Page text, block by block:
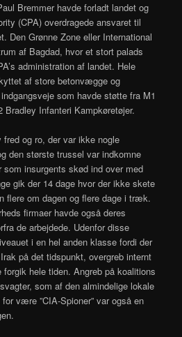
Bremmer havde forladt landet og
(CPA) overdragede ansvaret til
Den Grønne Zone eller International
af Bagdad, hvor et stort palads
administration af landet. Hele
af store betonvægge og
som havde støtte fra M1
Bradley Infanteri Kampkøretøjer.
og ro, der var ikke nogle
den største trussel var indkomne
som insurgents skød ind over med
gik der 14 dage hvor der ikke skete
flere om dagen og flere dage i træk.
firmaer havde også deres
de arbejdede. Udenfor disse
i en hel anden klasse fordi der
på det tidspunkt, overgreb internt
hele tiden. Angreb på koalitions
som af den almindelige lokale
være ”CIA-Spioner” var også en